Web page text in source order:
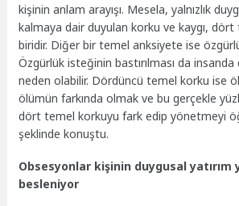
kişinin anlam arayışı. Mesela, yalnızlık
kalmaya dair duyulan korku ve kaygı,
biridir. Diğer bir temel anksiyete ise
Özgürlük isteğinin bastırılması da insanda
neden olabilir. Dördüncü temel korku ise
ölümün farkında olmak ve bu gerçekle
dört temel korkuyu fark edip yönetmeyi
şeklinde konuştu.
Obsesyonlar kişinin duygusal yatırım
besleniyor